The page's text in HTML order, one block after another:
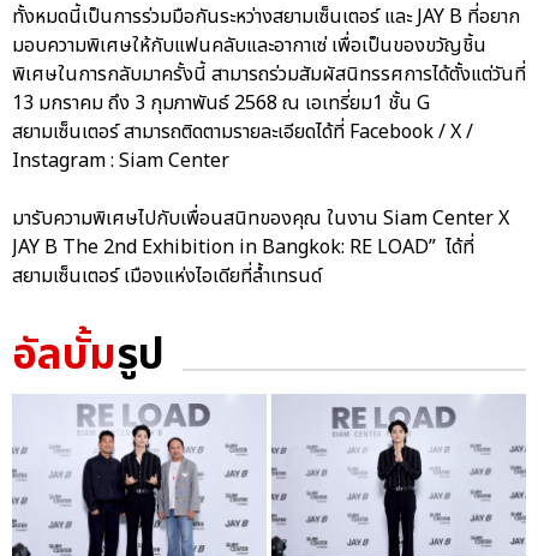
ทั้งหมดนี้เป็นการร่วมมือกันระหว่างสยามเซ็นเตอร์ และ JAY B ที่อยาก
มอบความพิเศษให้กับแฟนคลับและอากาเซ่ เพื่อเป็นของขวัญชิ้น
พิเศษในการกลับมาครั้งนี้ สามารถร่วมสัมผัสนิทรรศการได้ตั้งแต่วันที่
13 มกราคม ถึง 3 กุมภาพันธ์ 2568 ณ เอเทรี่ยม1 ชั้น G
สยามเซ็นเตอร์ สามารถติดตามรายละเอียดได้ที่ Facebook / X /
Instagram : Siam Center
มารับความพิเศษไปกับเพื่อนสนิทของคุณ ในงาน Siam Center X
JAY B The 2nd Exhibition in Bangkok: RE LOAD” ได้ที่
สยามเซ็นเตอร์ เมืองแห่งไอเดียที่ล้ำเทรนด์
อัลบั้มรูป